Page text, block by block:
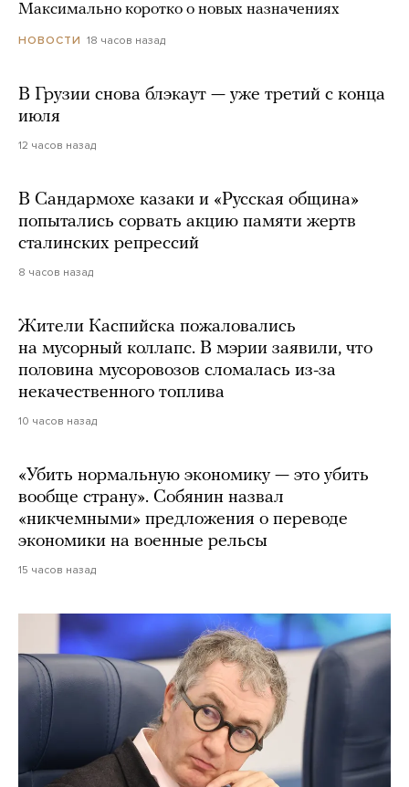
Максимально коротко о новых назначениях
НОВОСТИ 18 часов назад
В Грузии снова блэкаут — уже третий с конца
июля
12 часов назад
В Сандармохе казаки и «Русская община»
попытались сорвать акцию памяти жертв
сталинских репрессий
8 часов назад
Жители Каспийска пожаловались
на мусорный коллапс. В мэрии заявили, что
половина мусоровозов сломалась из-за
некачественного топлива
10 часов назад
«Убить нормальную экономику — это убить
вообще страну». Собянин назвал
«никчемными» предложения о переводе
экономики на военные рельсы
15 часов назад